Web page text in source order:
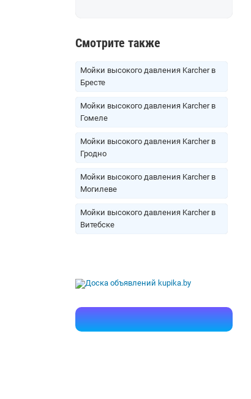
Смотрите также
Мойки высокого давления Karcher в
Бресте
Мойки высокого давления Karcher в
Гомеле
Мойки высокого давления Karcher в
Гродно
Мойки высокого давления Karcher в
Могилеве
Мойки высокого давления Karcher в
Витебске